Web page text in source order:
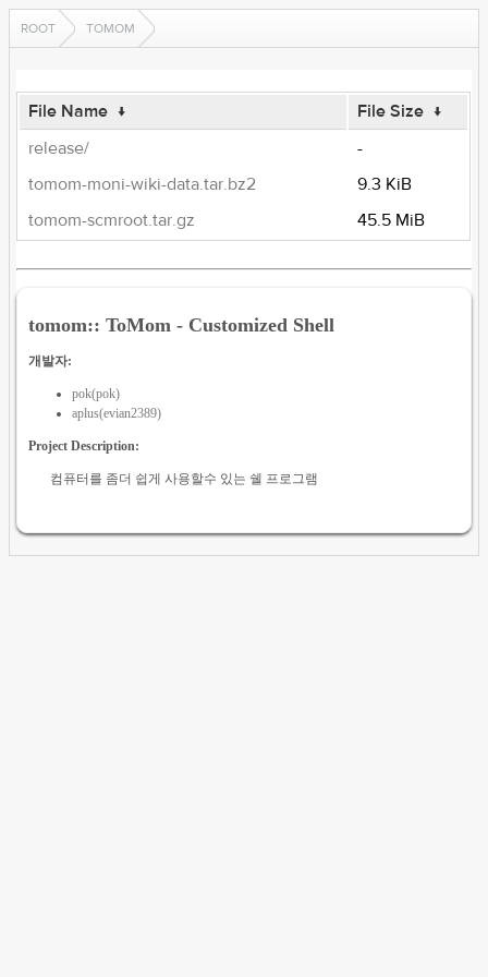
ROOT TOMOM
File Name ↓ File Size ↓
release/
-
tomom-moni-wiki-data.tar.bz2
9.3 KiB
tomom-scmroot.tar.gz
45.5 MiB
tomom:: ToMom - Customized Shell
개발자:
pok(pok)
aplus(evian2389)
Project Description:
컴퓨터를 좀더 쉽게 사용할수 있는 쉘 프로그램